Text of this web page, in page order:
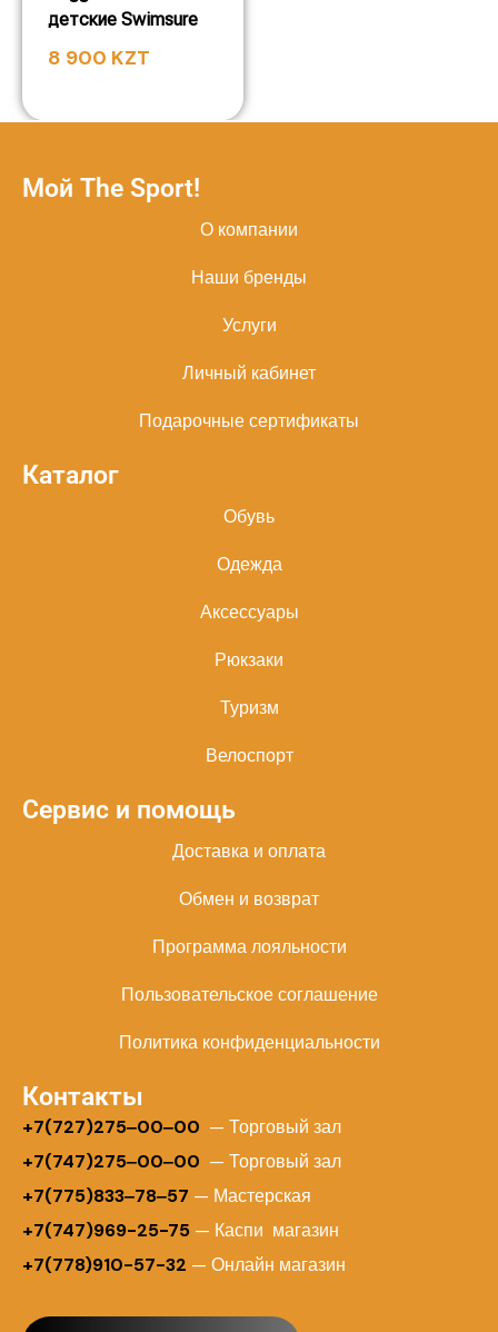
детские Swimsure
8 900 KZT
Мой The Sport!
О компании
Наши бренды
Услуги
Личный кабинет
Подарочные сертификаты
Каталог
Обувь
Одежда
Аксессуары
Рюкзаки
Туризм
Велоспорт
Сервис и помощь
Доставка и оплата
Обмен и возврат
Программа лояльности
Пользовательское соглашение
Политика конфиденциальности
Контакты
+7(727)275‒00‒00 — Торговый зал
+7(747)275‒00‒00 — Торговый зал
+7(775)833‒78‒57 — Мастерская
+7(747)969-25-75 — Каспи магазин
+7(778)910-57-32 — Онлайн магазин